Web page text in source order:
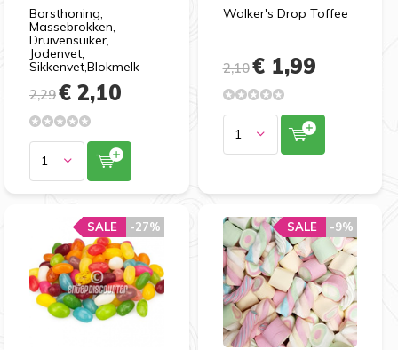
Borsthoning,
Massebrokken,
Druivensuiker,
Jodenvet,
Sikkenvet,Blokmelk
2,29€ 2,10
Walker's Drop Toffee
2,10€ 1,99
-27%
SALE -9%
SALE